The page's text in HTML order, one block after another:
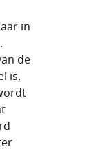
in
de
is,